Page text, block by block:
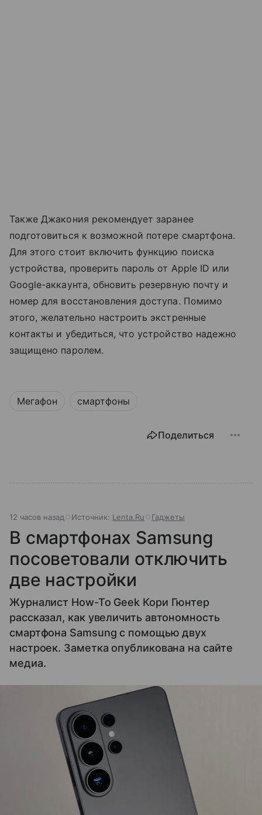
Также Джакония рекомендует заранее
подготовиться к возможной потере смартфона.
Для этого стоит включить функцию поиска
устройства, проверить пароль от Apple ID или
Google-аккаунта, обновить резервную почту и
номер для восстановления доступа. Помимо
этого, желательно настроить экстренные
контакты и убедиться, что устройство надежно
защищено паролем.
Мегафон смартфоны
Поделиться
12 часов назад Источник: Lenta.Ru Гаджеты
В смартфонах Samsung
посоветовали отключить
две настройки
Журналист How-To Geek Кори Гюнтер
рассказал, как увеличить автономность
смартфона Samsung с помощью двух
настроек. Заметка опубликована на сайте
медиа.